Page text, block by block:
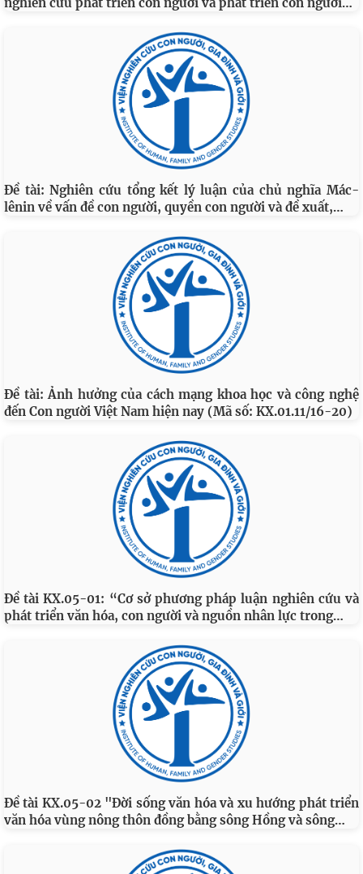
Đề tài: Nghiên cứu tổng kết lý luận của chủ nghĩa Mác-
lênin về vấn đề con người, quyền con người và đề xuất,…
Đề tài: Ảnh hưởng của cách mạng khoa học và công nghệ
đến Con người Việt Nam hiện nay (Mã số: KX.01.11/16-20)
Đề tài KX.05-01: “Cơ sở phương pháp luận nghiên cứu và
phát triển văn hóa, con người và nguồn nhân lực trong…
Đề tài KX.05-02 "Đời sống văn hóa và xu hướng phát triển
văn hóa vùng nông thôn đồng bằng sông Hồng và sông…